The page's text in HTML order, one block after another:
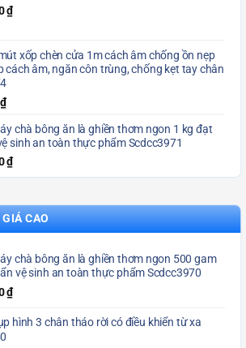
₫
xốp chèn cửa 1m cách âm chống ồn nẹp
cách âm, ngăn côn trùng, chống kẹt tay chân
₫
chà bông ăn là ghiền thơm ngon 1 kg đạt
sinh an toàn thực phẩm Scdcc3971
₫
CAO
chà bông ăn là ghiền thơm ngon 500 gam
vệ sinh an toàn thực phẩm Scdcc3970
₫
hình 3 chân tháo rời có điều khiển từ xa